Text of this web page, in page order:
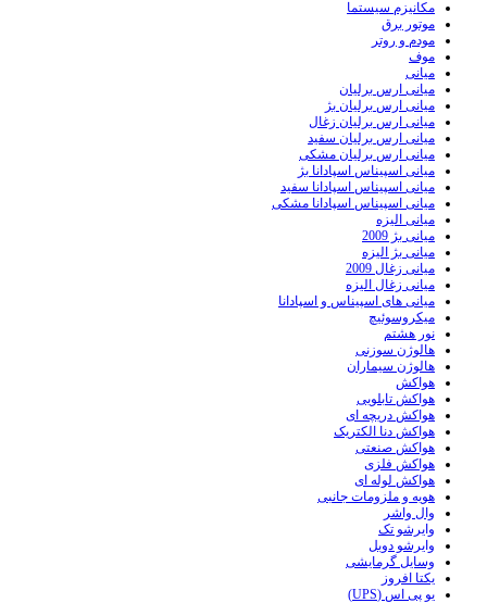
مکانیزم سیستما
موتور برق
مودم و روتر
موف
میانی
میانی ارس برلیان
میانی ارس برلیان بژ
میانی ارس برلیان زغال
میانی ارس برلیان سفید
میانی ارس برلیان مشکی
میانی اسپیناس اسپادانا بژ
میانی اسپیناس اسپادانا سفید
میانی اسپیناس اسپادانا مشکی
میانی الیزه
میانی بژ 2009
میانی بژ الیزه
میانی زغال 2009
میانی زغال الیزه
میانی های اسپیناس و اسپادانا
میکروسوئیچ
نور هشتم
هالوژن سوزنی
هالوژن سیماران
هواکش
هواکش تابلویی
هواکش دریچه ای
هواکش دنا الکتریک
هواکش صنعتی
هواکش فلزی
هواکش لوله ای
هویه و ملزومات جانبی
وال واشر
وایرشو تک
وایرشو دوبل
وسایل گرمایشی
یکتا افروز
یو پی اس (UPS)